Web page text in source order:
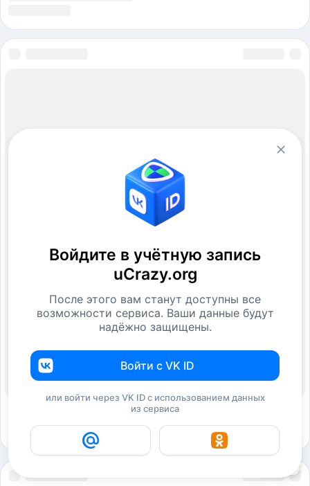
Войдите в учётную запись
uCrazy.org
После этого вам станут доступны все
возможности сервиса. Ваши данные будут
надёжно защищены.
Войти с VK ID
или войти через VK ID с использованием данных
из сервиса